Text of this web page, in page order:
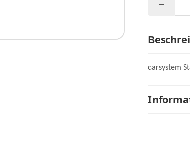
carsystem